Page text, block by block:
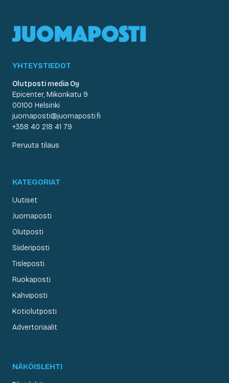
YHTEYSTIEDOT
Olutposti media Oy
Epicenter, Mikonkatu 9
00100 Helsinki
juomaposti@juomaposti.fi
+358 40 218 41 79
Peruuta tilaus
KATEGORIAT
Uutiset
Juomaposti
Olutposti
Siideriposti
Tisleposti
Ruokaposti
Kahviposti
Kotiolutposti
Advertoriaalit
NÄKÖISLEHTI